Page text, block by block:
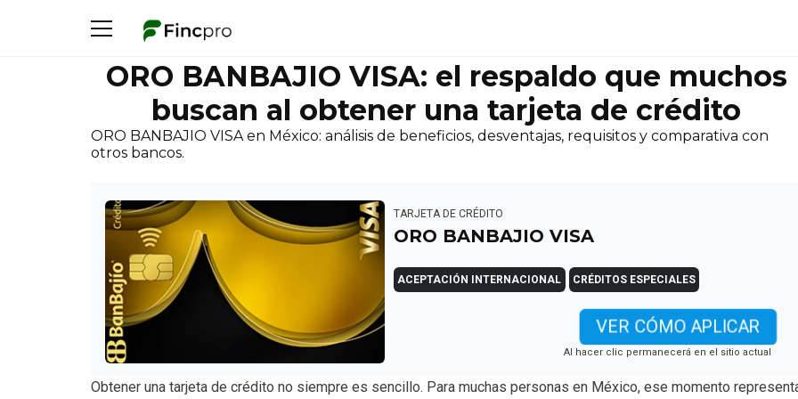
ORO BANBAJIO VISA: el respaldo que muchos
buscan al obtener una tarjeta de crédito
ORO BANBAJIO VISA en México: análisis de beneficios, desventajas, requisitos y comparativa con
otros bancos.
TARJETA DE CRÉDITO
ORO BANBAJIO VISA
ACEPTACIÓN INTERNACIONAL CRÉDITOS ESPECIALES
VER CÓMO APLICAR
Al hacer clic permanecerá en el sitio actual
Obtener una tarjeta de crédito no siempre es sencillo. Para muchas personas en México, ese momento